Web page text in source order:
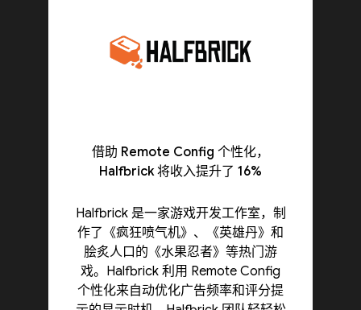
借助 Remote Config 个性化，
Halfbrick 将收入提升了 16%
Halfbrick 是一家游戏开发工作室，制
作了《疯狂喷气机》、《英雄丹》和
脍炙人口的《水果忍者》等热门游
戏。Halfbrick 利用 Remote Config
个性化来自动优化广告频率和评分提